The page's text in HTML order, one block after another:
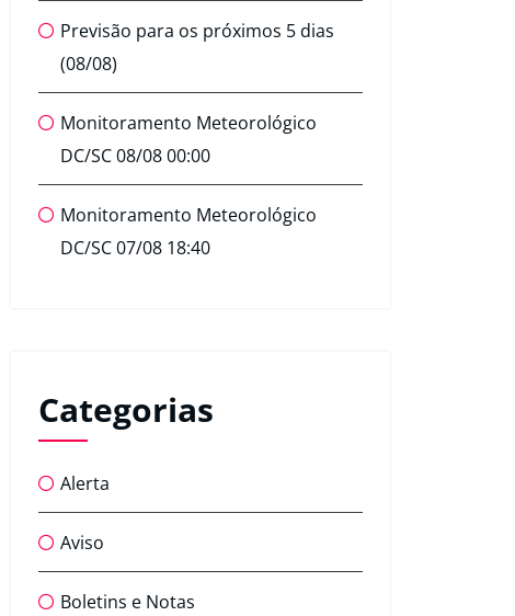
Previsão para os próximos 5 dias
(08/08)
Monitoramento Meteorológico
DC/SC 08/08 00:00
Monitoramento Meteorológico
DC/SC 07/08 18:40
Categorias
Alerta
Aviso
Boletins e Notas